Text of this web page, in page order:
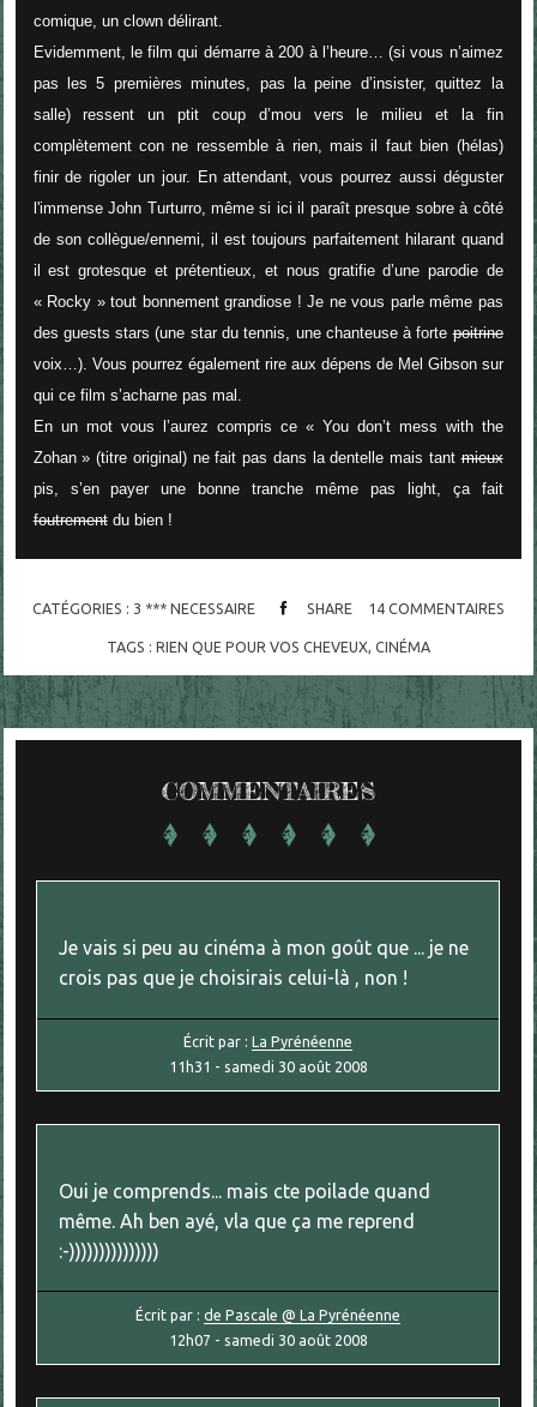
comique, un clown délirant.
Evidemment, le film qui démarre à 200 à l’heure… (si vous n’aimez
pas les 5 premières minutes, pas la peine d’insister, quittez la
salle) ressent un ptit coup d’mou vers le milieu et la fin
complètement con ne ressemble à rien, mais il faut bien (hélas)
finir de rigoler un jour. En attendant, vous pourrez aussi déguster
l'immense John Turturro, même si ici il paraît presque sobre à côté
de son collègue/ennemi, il est toujours parfaitement hilarant quand
il est grotesque et prétentieux, et nous gratifie d’une parodie de
« Rocky » tout bonnement grandiose ! Je ne vous parle même pas
des guests stars (une star du tennis, une chanteuse à fortepoitrine
voix…). Vous pourrez également rire aux dépens de Mel Gibson sur
qui ce film s’acharne pas mal.
En un mot vous l’aurez compris ce « You don’t mess with the
Zohan » (titre original) ne fait pas dans la dentelle mais tantmieux
pis, s’en payer une bonne tranche même pas light, ça fait
foutrementdu bien !
CATÉGORIES : 3 *** NECESSAIRE SHARE 14 COMMENTAIRES
TAGS : RIEN QUE POUR VOS CHEVEUX, CINÉMA
COMMENTAIRES
Je vais si peu au cinéma à mon goût que ... je ne
crois pas que je choisirais celui-là , non !
Écrit par :La Pyrénéenne
11h31 - samedi 30 août 2008
Oui je comprends... mais cte poilade quand
même. Ah ben ayé, vla que ça me reprend
:-)))))))))))))))
Écrit par :de Pascale @ La Pyrénéenne
12h07 - samedi 30 août 2008